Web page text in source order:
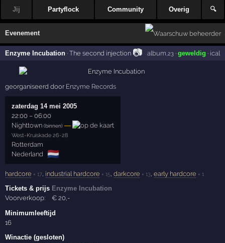
Jij Partyflock Community Overig 🔍
Evenement
Enzyme Incubation ·The second injection 📷 album ,23· geweldig · ical
georganiseerd door Enzyme Records
zaterdag 14 mei 2005
22:00 –06:00
Nighttown (binnen) —
West-Kruiskade 26-28
Rotterdam
Nederland
🇳🇱
hardcore × 17, industrial hardcore × 15,darkcore × 13,early hardcore × 1
Tickets & prijs Enzyme Incubation
Voorverkoop:
€20,-
Minimumleeftijd
16
Winactie (gesloten)